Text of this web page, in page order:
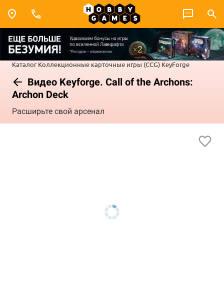
Каталог Коллекционные карточные игры (CCG) KeyForge
Видео Keyforge. Call of the Archons:
Archon Deck
Расширьте свой арсенал